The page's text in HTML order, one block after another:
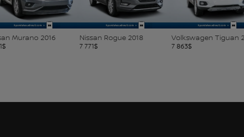
2016
Nissan Rogue 2018
Volkswagen Tiguan 2015